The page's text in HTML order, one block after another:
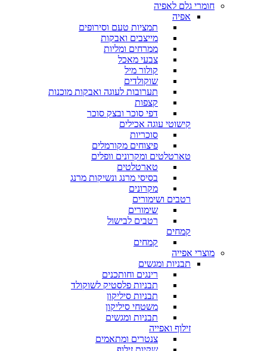
חומרי גלם לאפיה
אפיה
תמציות טעם וסירופים
מייצבים ואבקות
ממרחים ומליות
צבעי מאכל
קולור מיל
שוקולדים
תערובות לעוגה ואבקות מוכנות
קצפות
דפי סוכר ובצק סוכר
קישוטי עוגה אכילים
סוכריות
פיצוחים מקורמלים
טארטלטים ומקרונים וופלים
טארטלטים
בסיסי מרנג ונשיקות מרנג
מקרונים
רטבים ושימורים
שימורים
רטבים לבישול
קמחים
קמחים
מוצרי אפייה
תבניות ומגשים
רינגים וחותכנים
תבניות פלסטיק לשוקולד
תבניות סיליקון
משטחי סיליקון
תבניות ומגשים
זילוף ואפייה
צנטרים ומתאמים